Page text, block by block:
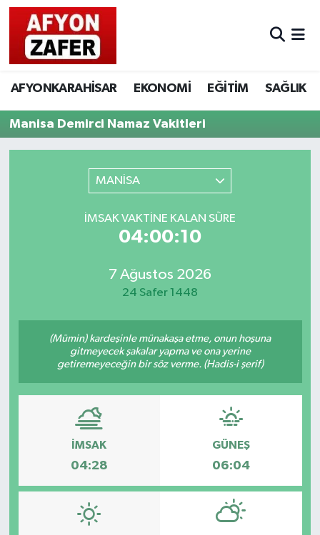
AFYONKARAHİSAR EKONOMİ EĞİTİM SAĞLIK
Manisa Demirci Namaz Vakitleri
MANİSA
İMSAK VAKTINE KALAN SÜRE
04:00:10
7 Ağustos 2026
24 Safer 1448
(Mümin) kardeşinle münakaşa etme, onun hoşuna
gitmeyecek şakalar yapma ve ona yerine
getiremeyeceğin bir söz verme. (Hadis-i şerif)
İMSAK
04:28
GÜNEŞ
06:04